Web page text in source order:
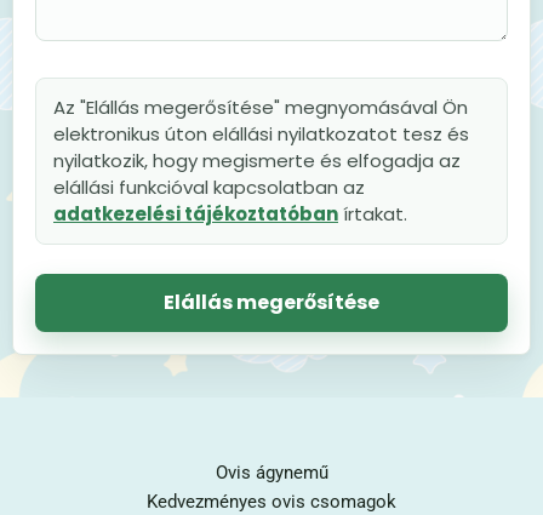
Az "Elállás megerősítése" megnyomásával Ön
elektronikus úton elállási nyilatkozatot tesz és
nyilatkozik, hogy megismerte és elfogadja az
elállási funkcióval kapcsolatban az
adatkezelési tájékoztatóbanírtakat.
Elállás megerősítése
Ovis ágynemű
Kedvezményes ovis csomagok